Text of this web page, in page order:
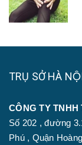
TRỤ SỞ HÀ
CÔNG TY TNHH
Số 202 , đường
Phú , Quận